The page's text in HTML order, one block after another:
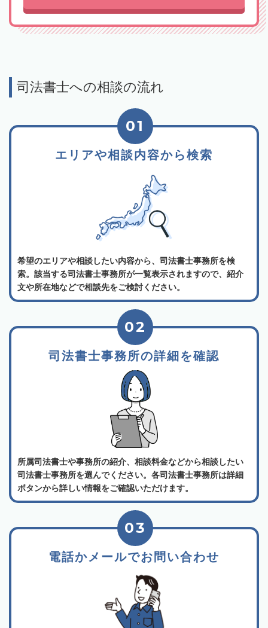
司法書士への相談の流れ
エリアや相談内容から検索
01
希望のエリアや相談したい内容から、司法書士事務所を検
索。該当する司法書士事務所が一覧表示されますので、紹介
文や所在地などで相談先をご検討ください。
司法書士事務所の詳細を確認
02
所属司法書士や事務所の紹介、相談料金などから相談したい
司法書士事務所を選んでください。各司法書士事務所は詳細
ボタンから詳しい情報をご確認いただけます。
電話かメールでお問い合わせ
03